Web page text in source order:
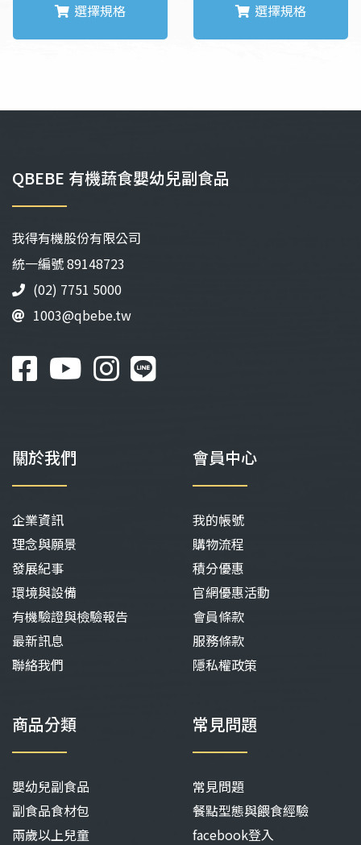
選擇規格
有
式。
產
品
頁
面
選
選
項
選擇規格
有
QBEBE 有機蔬食嬰幼兒副食品
我得有機股份有限公司
統⼀編號 89148723
(02) 7751 5000
1003@qbebe.tw
關於我們
企業資訊
理念與願景
發展紀事
環境與設備
有機驗證與檢驗報告
最新訊息
聯絡我們
會員中心
我的帳號
購物流程
積分優惠
官網優惠活動
會員條款
服務條款
隱私權政策
商品分類
嬰幼兒副食品
副食品食材包
兩歲以上兒童
常見問題
常見問題
餐點型態與餵食經驗
facebook登入